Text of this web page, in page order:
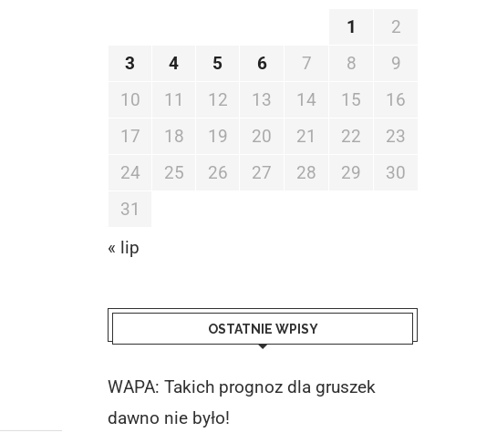
1
2
3
4 5 6 7 8
9
10
11 12 13 14 15
16
17
18 19 20 21 22
23
24
25 26 27 28 29
30
31
« lip
OSTATNIE WPISY
WAPA: Takich prognoz dla gruszek
dawno nie było!